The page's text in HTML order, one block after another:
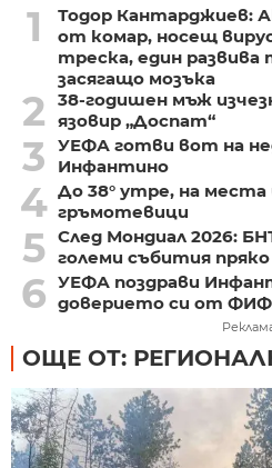
1
Тодор Кантарджиев:
от комар, носещ
треска, един
засягащо мозъка
2
38-годишен мъж
язовир „Доспат“
3
УЕФА готви вот на
Инфантино
4 До 38° утре, на
гръмотевици
5 След Мондиал 2026:
големи събития пряко
6 УЕФА поздрави
доверието си от
ОЩЕ ОТ: